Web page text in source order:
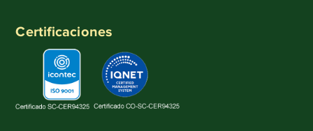
Certificaciones